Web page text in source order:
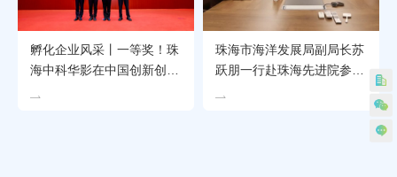
孵化企业风采丨一等奖！珠
海中科华影在中国创新创业
珠海市海洋发展局副局长苏
跃朋一行赴珠海先进院参观